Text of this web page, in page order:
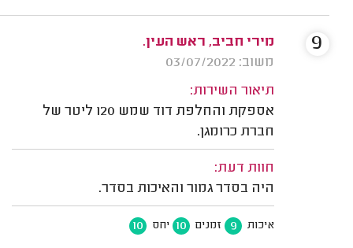
מירי חביב, ראש העין.
משוב: 03/07/2022
תיאור השירות:
אספקת והחלפת דוד שמש 120 ליטר של
חברת כרומגן.
חוות דעת:
היה בסדר גמור והאיכות בסדר.
איכות 9 זמנים 10 יחס 10
9